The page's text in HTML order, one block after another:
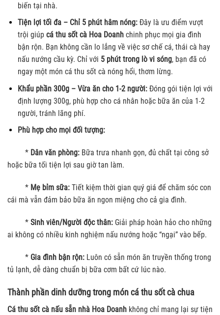
biến tại nhà.
Tiện lợi tối đa – Chỉ 5 phút hâm nóng:Đây là ưu điểm vượt
trội giúp cá thu sốt cà Hoa Doanhchinh phục mọi gia đình
bận rộn. Bạn không cần lo lắng về việc sơ chế cá, thái cà hay
nấu nướng cầu kỳ. Chỉ với 5 phút trong lò vi sóng, bạn đã có
ngay một món cá thu sốt cà nóng hổi, thơm lừng.
Khẩu phần 300g – Vừa ăn cho 1-2 người:Đóng gói tiện lợi với
định lượng 300g, phù hợp cho cá nhân hoặc bữa ăn của 1-2
người, tránh lãng phí.
Phù hợp cho mọi đối tượng:
* Dân văn phòng: Bữa trưa nhanh gọn, đủ chất tại công sở
hoặc bữa tối tiện lợi sau giờ tan làm.
* Mẹ bỉm sữa: Tiết kiệm thời gian quý giá để chăm sóc con
cái mà vẫn đảm bảo bữa ăn ngon miệng cho cả gia đình.
* Sinh viên/Người độc thân: Giải pháp hoàn hảo cho những
ai không có nhiều kinh nghiệm nấu nướng hoặc “ngại” vào bếp.
* Gia đình bận rộn: Luôn có sẵn món ăn truyền thống trong
tủ lạnh, dễ dàng chuẩn bị bữa cơm bất cứ lúc nào.
Thành phần dinh dưỡng trong món cá thu sốt cà chua
Cá thu sốt cà nấu sẵn nhà Hoa Doanh không chỉ mang lại sự tiện